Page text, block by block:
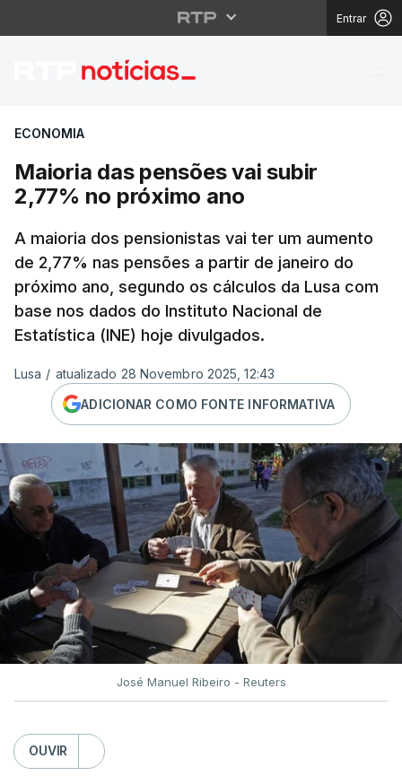
Entrar
Maioria das pensões
ECONOMIA
Maioria das pensões vai subir
2,77% no próximo ano
A maioria dos pensionistas vai ter um aumento
de 2,77% nas pensões a partir de janeiro do
próximo ano, segundo os cálculos da Lusa com
base nos dados do Instituto Nacional de
Estatística (INE) hoje divulgados.
Lusa / atualizado 28 Novembro 2025, 12:43
ADICIONAR COMO FONTE INFORMATIVA
José Manuel Ribeiro - Reuters
OUVIR